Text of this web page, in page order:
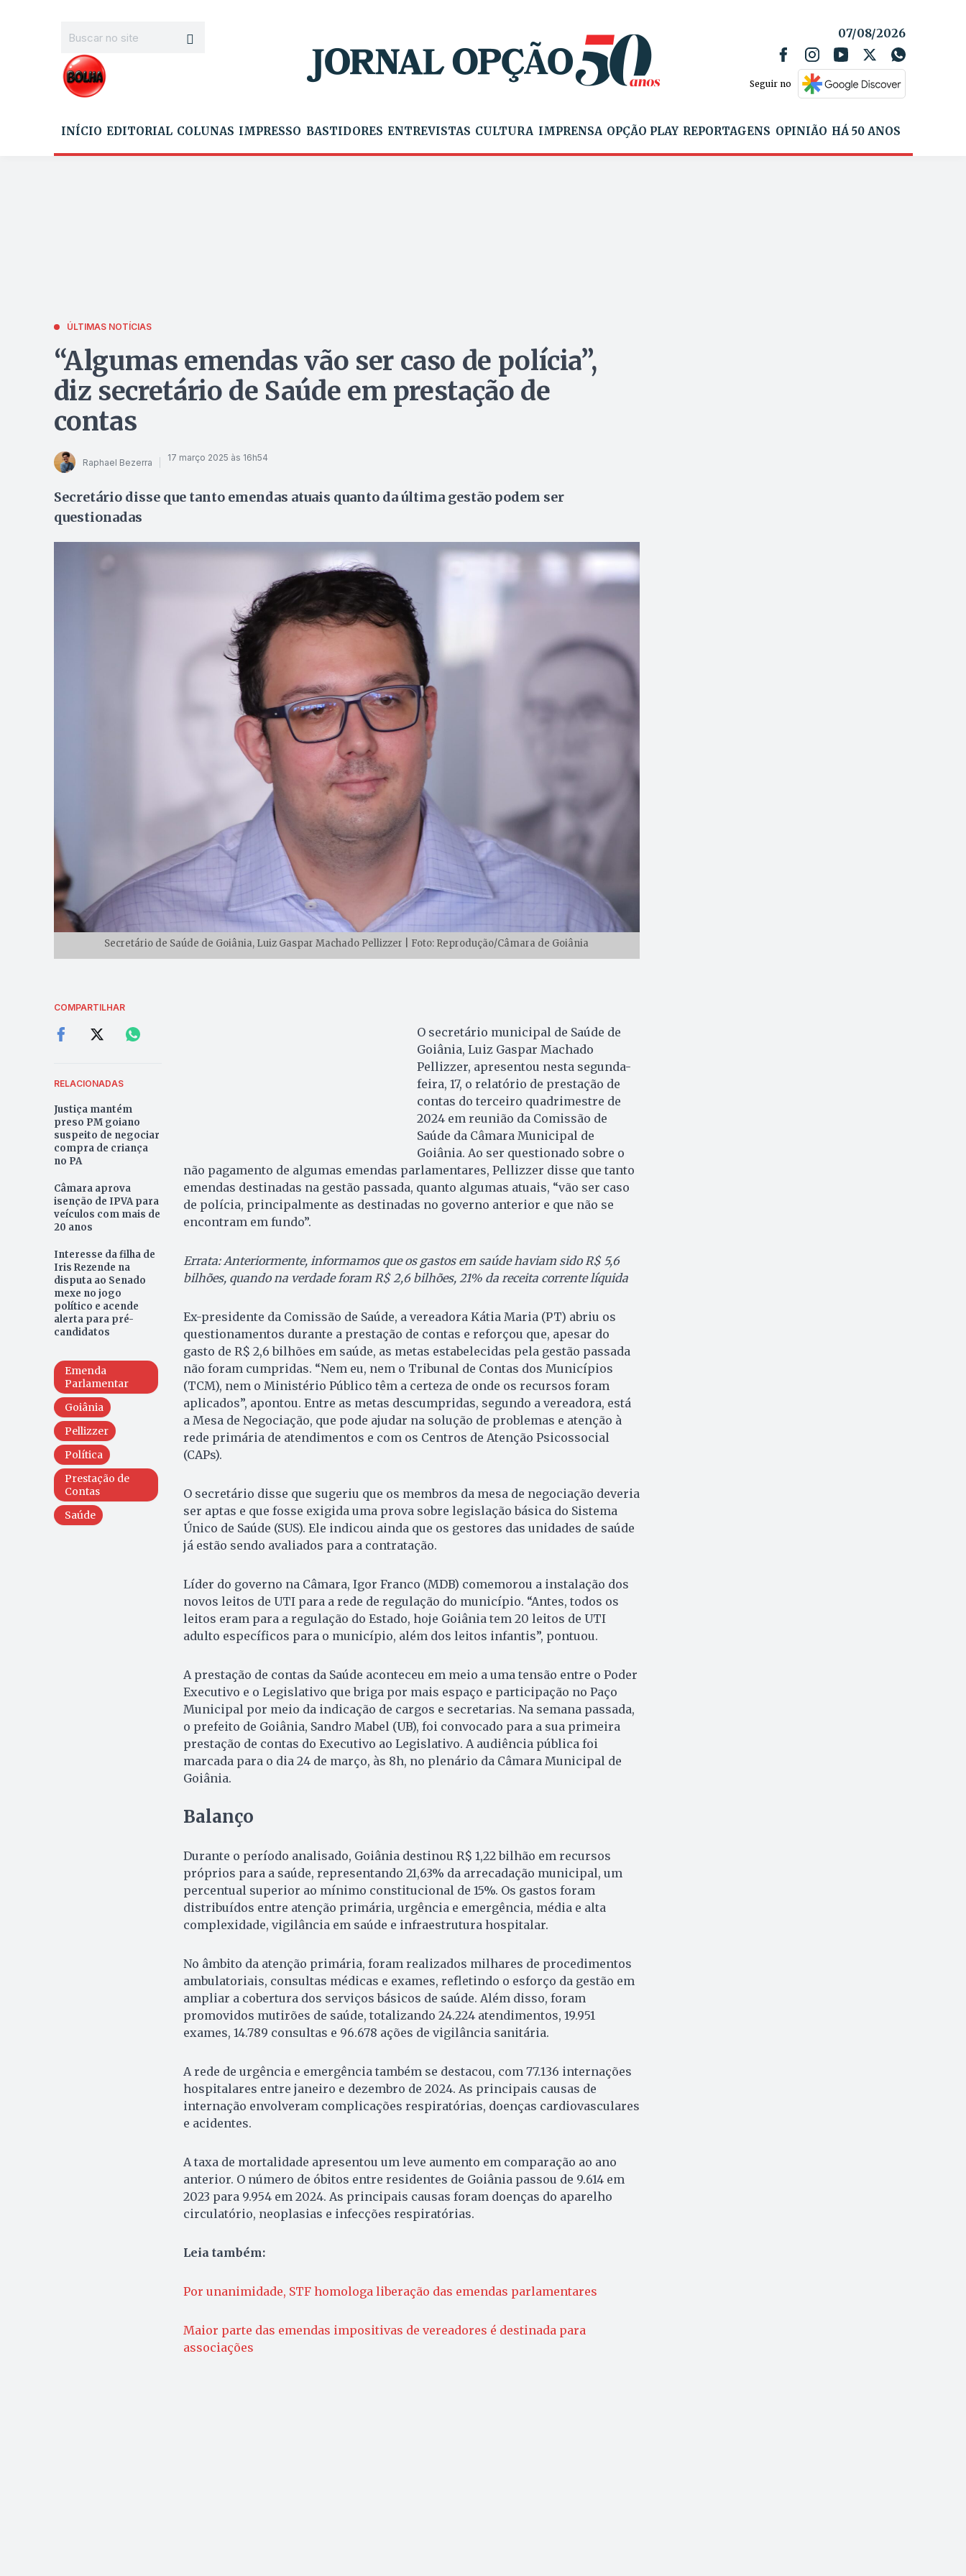
07/08/2026
Seguir no
INÍCIO EDITORIAL COLUNAS IMPRESSO BASTIDORES ENTREVISTAS CULTURA IMPRENSA OPÇÃO PLAY REPORTAGENS OPINIÃO HÁ 50 ANOS
ÚLTIMAS NOTÍCIAS
“Algumas emendas vão ser caso de polícia”,
diz secretário de Saúde em prestação de
contas
Raphael Bezerra 17 março 2025 às 16h54
Secretário disse que tanto emendas atuais quanto da última gestão podem ser
questionadas
Secretário de Saúde de Goiânia, Luiz Gaspar Machado Pellizzer | Foto: Reprodução/Câmara de Goiânia
COMPARTILHAR
RELACIONADAS
Justiça mantém
preso PM goiano
suspeito de negociar
compra de criança
no PA
Câmara aprova
isenção de IPVA para
veículos com mais de
20 anos
Interesse da filha de
Iris Rezende na
disputa ao Senado
mexe no jogo
político e acende
alerta para pré-
candidatos
Emenda
Parlamentar
Goiânia
Pellizzer
Política
Prestação de
Contas
Saúde
O secretário municipal de Saúde de
Goiânia, Luiz Gaspar Machado
Pellizzer, apresentou nesta segunda-
feira, 17, o relatório de prestação de
contas do terceiro quadrimestre de
2024 em reunião da Comissão de
Saúde da Câmara Municipal de
Goiânia. Ao ser questionado sobre o
não pagamento de algumas emendas parlamentares, Pellizzer disse que tanto
emendas destinadas na gestão passada, quanto algumas atuais, “vão ser caso
de polícia, principalmente as destinadas no governo anterior e que não se
encontram em fundo”.
Errata: Anteriormente, informamos que os gastos em saúde haviam sido R$ 5,6
bilhões, quando na verdade foram R$ 2,6 bilhões, 21% da receita corrente líquida
Ex-presidente da Comissão de Saúde, a vereadora Kátia Maria (PT) abriu os
questionamentos durante a prestação de contas e reforçou que, apesar do
gasto de R$ 2,6 bilhões em saúde, as metas estabelecidas pela gestão passada
não foram cumpridas. “Nem eu, nem o Tribunal de Contas dos Municípios
(TCM), nem o Ministério Público têm a certeza de onde os recursos foram
aplicados”, apontou. Entre as metas descumpridas, segundo a vereadora, está
a Mesa de Negociação, que pode ajudar na solução de problemas e atenção à
rede primária de atendimentos e com os Centros de Atenção Psicossocial
(CAPs).
O secretário disse que sugeriu que os membros da mesa de negociação deveria
ser aptas e que fosse exigida uma prova sobre legislação básica do Sistema
Único de Saúde (SUS). Ele indicou ainda que os gestores das unidades de saúde
já estão sendo avaliados para a contratação.
Líder do governo na Câmara, Igor Franco (MDB) comemorou a instalação dos
novos leitos de UTI para a rede de regulação do município. “Antes, todos os
leitos eram para a regulação do Estado, hoje Goiânia tem 20 leitos de UTI
adulto específicos para o município, além dos leitos infantis”, pontuou.
A prestação de contas da Saúde aconteceu em meio a uma tensão entre o Poder
Executivo e o Legislativo que briga por mais espaço e participação no Paço
Municipal por meio da indicação de cargos e secretarias. Na semana passada,
o prefeito de Goiânia, Sandro Mabel (UB), foi convocado para a sua primeira
prestação de contas do Executivo ao Legislativo. A audiência pública foi
marcada para o dia 24 de março, às 8h, no plenário da Câmara Municipal de
Goiânia.
Balanço
Durante o período analisado, Goiânia destinou R$ 1,22 bilhão em recursos
próprios para a saúde, representando 21,63% da arrecadação municipal, um
percentual superior ao mínimo constitucional de 15%. Os gastos foram
distribuídos entre atenção primária, urgência e emergência, média e alta
complexidade, vigilância em saúde e infraestrutura hospitalar.
No âmbito da atenção primária, foram realizados milhares de procedimentos
ambulatoriais, consultas médicas e exames, refletindo o esforço da gestão em
ampliar a cobertura dos serviços básicos de saúde. Além disso, foram
promovidos mutirões de saúde, totalizando 24.224 atendimentos, 19.951
exames, 14.789 consultas e 96.678 ações de vigilância sanitária.
A rede de urgência e emergência também se destacou, com 77.136 internações
hospitalares entre janeiro e dezembro de 2024. As principais causas de
internação envolveram complicações respiratórias, doenças cardiovasculares
e acidentes.
A taxa de mortalidade apresentou um leve aumento em comparação ao ano
anterior. O número de óbitos entre residentes de Goiânia passou de 9.614 em
2023 para 9.954 em 2024. As principais causas foram doenças do aparelho
circulatório, neoplasias e infecções respiratórias.
Leia também:
Por unanimidade, STF homologa liberação das emendas parlamentares
Maior parte das emendas impositivas de vereadores é destinada para
associações